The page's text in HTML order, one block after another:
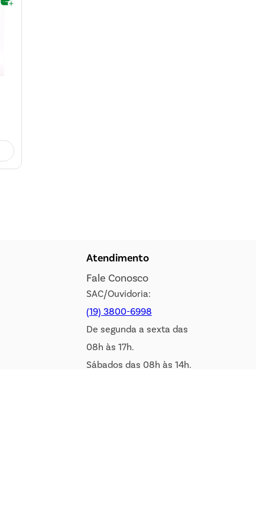
Atendimento
Fale Conosco
SAC/Ouvidoria:
(19) 3800-6998
De segunda a sexta das
08h às 17h.
Sábados das 08h às 14h.